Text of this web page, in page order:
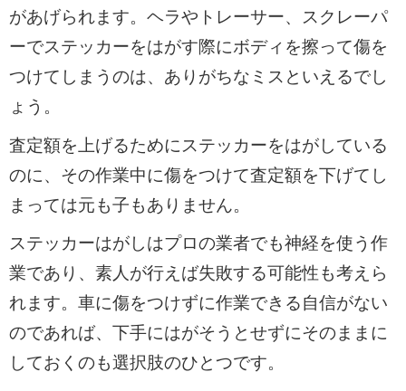
があげられます。ヘラやトレーサー、スクレーパ
ーでステッカーをはがす際にボディを擦って傷を
つけてしまうのは、ありがちなミスといえるでし
ょう。
査定額を上げるためにステッカーをはがしている
のに、その作業中に傷をつけて査定額を下げてし
まっては元も子もありません。
ステッカーはがしはプロの業者でも神経を使う作
業であり、素人が行えば失敗する可能性も考えら
れます。車に傷をつけずに作業できる自信がない
のであれば、下手にはがそうとせずにそのままに
しておくのも選択肢のひとつです。